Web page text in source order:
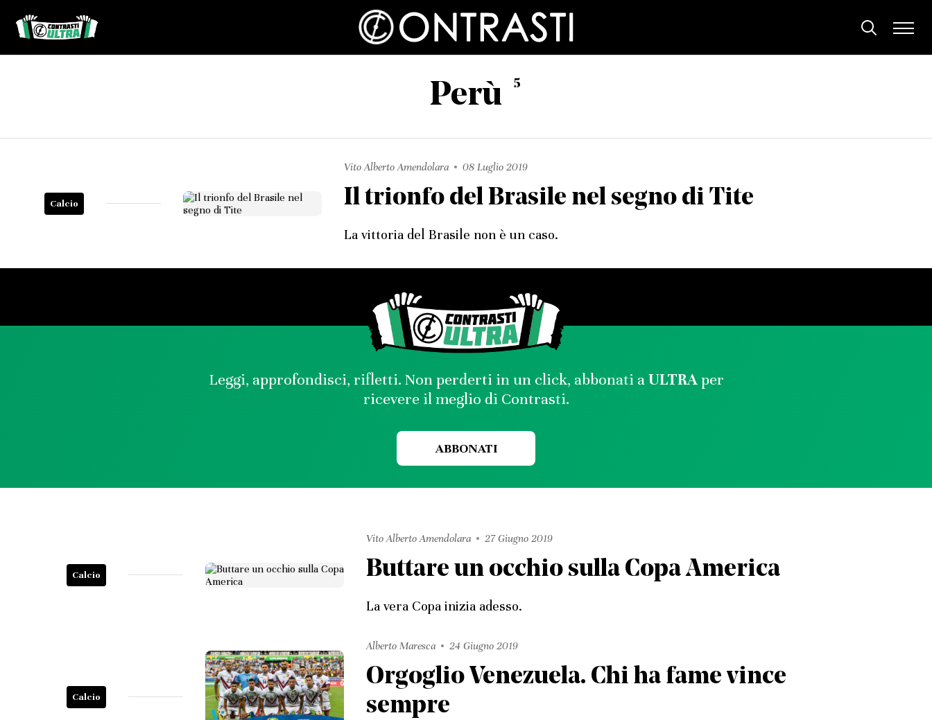
Perù 5
Calcio
Vito Alberto Amendolara 08 Luglio 2019
Il trionfo del Brasile nel segno di Tite
La vittoria del Brasile non è un caso.
Leggi, approfondisci, rifletti. Non perderti in un click, abbonati aULTRAper
ricevere il meglio di Contrasti.
ABBONATI
Calcio
Vito Alberto Amendolara 27 Giugno 2019
Buttare un occhio sulla Copa America
La vera Copa inizia adesso.
Calcio
Alberto Maresca 24 Giugno 2019
Orgoglio Venezuela. Chi ha fame vince
sempre